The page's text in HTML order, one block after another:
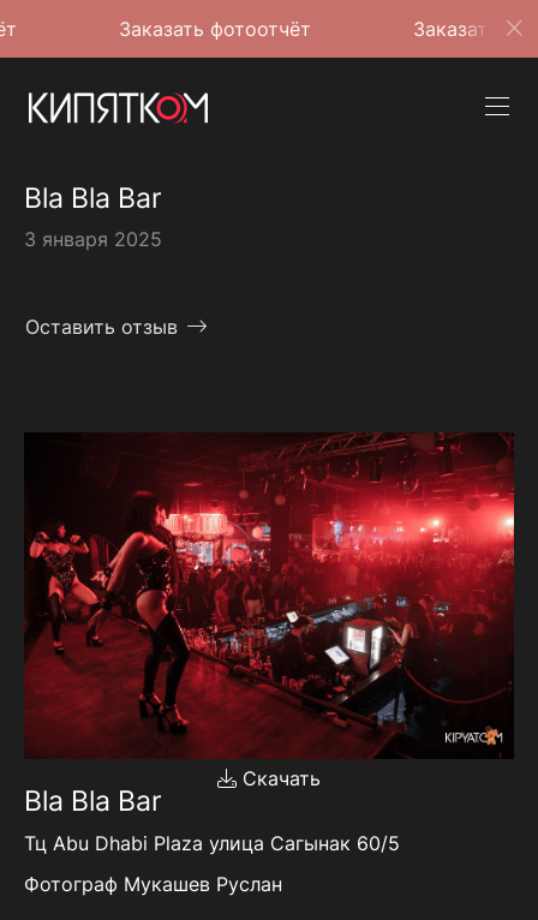
Заказать фотоотчёт Заказать фотоотчёт
Bla Bla Bar
3 января 2025
Оставить отзыв
Скачать
Bla Bla Bar
Тц Abu Dhabi Plaza улица Сагынак 60/5
Фотограф Мукашев Руслан